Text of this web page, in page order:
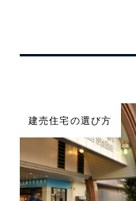
建売住宅の選び方